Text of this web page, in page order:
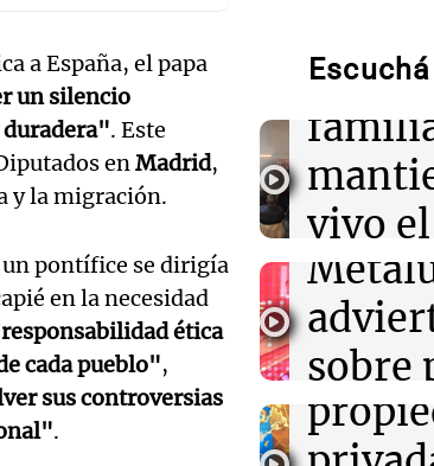
a España, el papa
un silencio
duradera". Este
enMadrid,
y la migración.
pontífice se dirigía
en la necesidad
ética
cada pueblo",
sus controversias
.
para presentar
alternativa
Yemen:
de 30 muertos
10:31 Política y
Senado: con
se debate el
propiedad
10:29 Mundo
El Senado
desacato por
2141,
vivo
de
Noticias
Episodios
Audio.
de la
Obrera
sobre
de
Audio.
Audio.